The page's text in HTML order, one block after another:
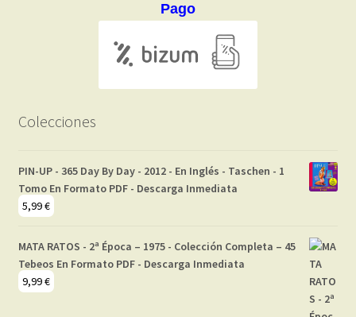
Pago
Colecciones
PIN-UP - 365 Day By Day - 2012 - En Inglés - Taschen - 1
Tomo En Formato PDF - Descarga Inmediata
5,99€
MATA RATOS - 2ª Época – 1975 - Colección Completa – 45
Tebeos En Formato PDF - Descarga Inmediata
9,99€